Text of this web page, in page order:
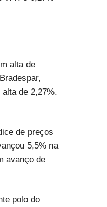
alta de
de 2,27%.
de preços
5,5% na
avanço de
polo do